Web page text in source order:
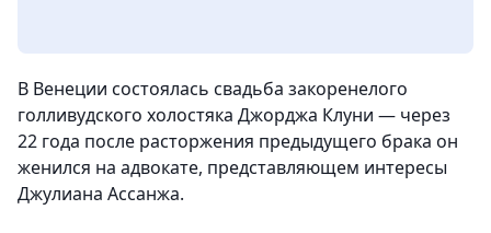
В Венеции состоялась свадьба закоренелого
голливудского холостяка Джорджа Клуни — через
22 года после расторжения предыдущего брака он
женился на адвокате, представляющем интересы
Джулиана Ассанжа.